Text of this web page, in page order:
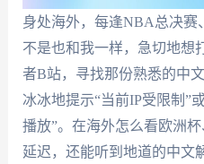
身处海外，每逢NBA总决赛
不是也和我一样，急切地想
者B站，寻找那份熟悉的中
冰冰地提示“当前IP受限制”
播放”。在海外怎么看欧洲
延迟，还能听到地道的中文